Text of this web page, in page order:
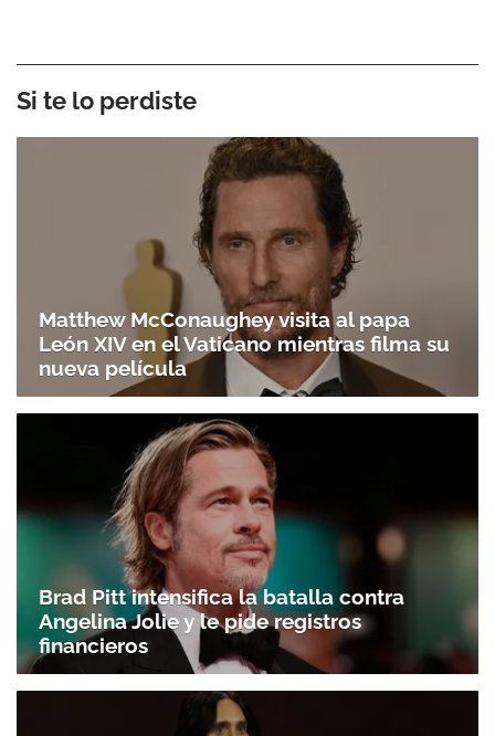
Si te lo perdiste
Matthew McConaughey visita al papa
León XIV en el Vaticano mientras filma su
nueva película
Brad Pitt intensifica la batalla contra
Angelina Jolie y le pide registros
financieros